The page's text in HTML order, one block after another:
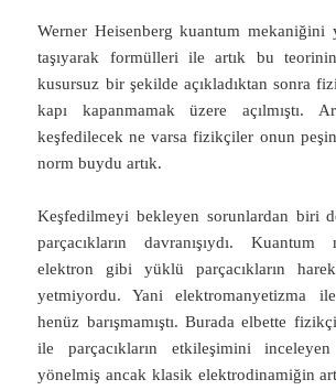
Werner Heisenberg kuantum mekaniğini
taşıyarak formülleri ile artık bu
kusursuz bir şekilde açıkladıktan sonra
kapı kapanmamak üzere açılmıştı.
keşfedilecek ne varsa fizikçiler onun
norm buydu artık.
Keşfedilmeyi bekleyen sorunlardan biri
parçacıkların davranışıydı.
elektron gibi yüklü parçacıkların
yetmiyordu. Yani elektromanyetizma
henüz barışmamıştı. Burada elbette
ile parçacıkların etkileşimini inceleyen
yönelmiş ancak klasik elektrodinamiğin